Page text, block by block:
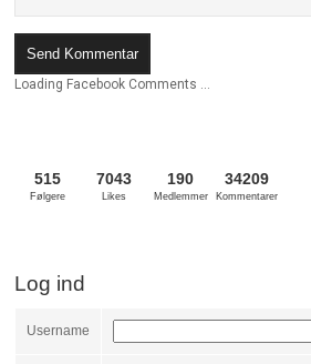
Loading Facebook Comments ...
515
Følgere
7043
Likes
190
Medlemmer
34209
Kommentarer
Log ind
Username